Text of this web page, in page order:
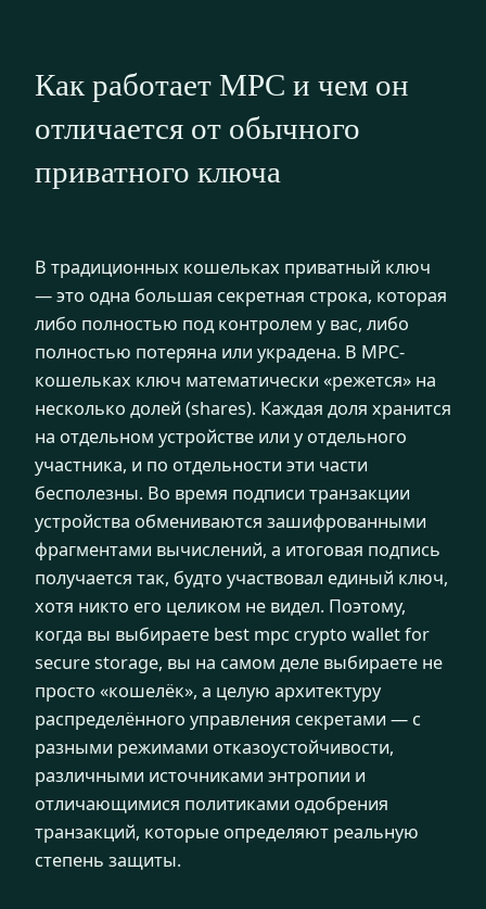
Как работает MPC и чем он
отличается от обычного
приватного ключа
В традиционных кошельках приватный ключ
— это одна большая секретная строка, которая
либо полностью под контролем у вас, либо
полностью потеряна или украдена. В MPC-
кошельках ключ математически «режется» на
несколько долей (shares). Каждая доля хранится
на отдельном устройстве или у отдельного
участника, и по отдельности эти части
бесполезны. Во время подписи транзакции
устройства обмениваются зашифрованными
фрагментами вычислений, а итоговая подпись
получается так, будто участвовал единый ключ,
хотя никто его целиком не видел. Поэтому,
когда вы выбираете best mpc crypto wallet for
secure storage, вы на самом деле выбираете не
просто «кошелёк», а целую архитектуру
распределённого управления секретами — с
разными режимами отказоустойчивости,
различными источниками энтропии и
отличающимися политиками одобрения
транзакций, которые определяют реальную
степень защиты.